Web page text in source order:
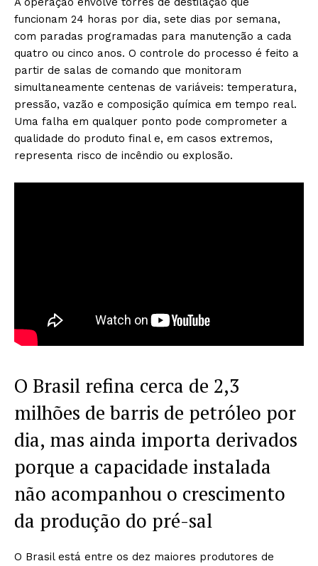
funcionam 24 horas por dia, sete dias por semana,
com paradas programadas para manutenção a cada
quatro ou cinco anos. O controle do processo é feito a
partir de salas de comando que monitoram
simultaneamente centenas de variáveis: temperatura,
pressão, vazão e composição química em tempo real.
Uma falha em qualquer ponto pode comprometer a
qualidade do produto final e, em casos extremos,
representa risco de incêndio ou explosão.
O Brasil refina cerca de 2,3
milhões de barris de petróleo por
dia, mas ainda importa derivados
porque a capacidade instalada
não acompanhou o crescimento
da produção do pré-sal
O Brasil está entre os dez maiores produtores de